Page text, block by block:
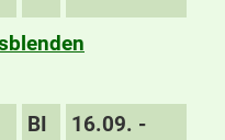
BI
16.09. -